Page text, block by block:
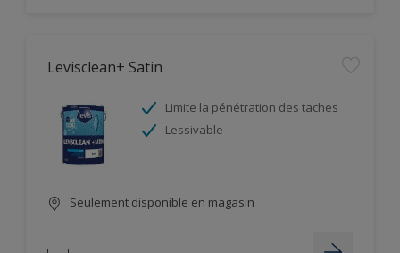
Levisclean+ Satin
Limite la pénétration des taches
Lessivable
Seulement disponible en magasin